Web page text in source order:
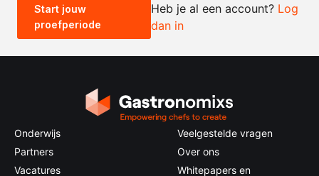
0.5x 1x 2x
Start jouw
proefperiode
Heb je al een account? Log
dan in
Onderwijs
Partners
Vacatures
Veelgestelde vragen
Over ons
Whitepapers en